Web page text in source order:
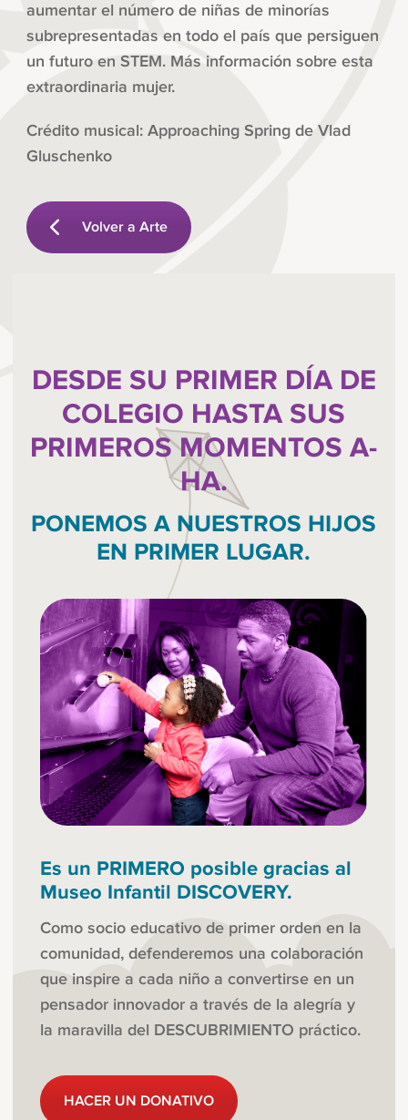
aumentar el número de niñas de minorías
subrepresentadas en todo el país que persiguen
un futuro en STEM. Más información sobre esta
extraordinaria mujer.
Crédito musical: Approaching Spring de Vlad
Gluschenko
Volver a Arte
DESDE SU PRIMER DÍA DE
COLEGIO HASTA SUS
PRIMEROS MOMENTOS A-
HA.
PONEMOS A NUESTROS HIJOS
EN PRIMER LUGAR.
Es un PRIMERO posible gracias al
Museo Infantil DISCOVERY.
Como socio educativo de primer orden en la
comunidad, defenderemos una colaboración
que inspire a cada niño a convertirse en un
pensador innovador a través de la alegría y
la maravilla del DESCUBRIMIENTO práctico.
HACER UN DONATIVO